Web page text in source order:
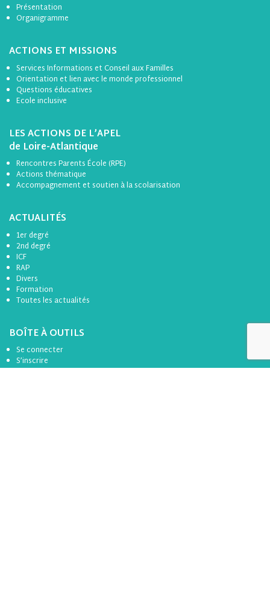
Présentation
Organigramme
ACTIONS ET MISSIONS
Services Informations et Conseil aux Familles
Orientation et lien avec le monde professionnel
Questions éducatives
Ecole inclusive
LES ACTIONS DE L’APEL
de Loire-Atlantique
Rencontres Parents École (RPE)
Actions thématique
Accompagnement et soutien à la scolarisation
ACTUALITÉS
1er degré
2nd degré
ICF
RAP
Divers
Formation
Toutes les actualités
BOÎTE À OUTILS
Se connecter
S’inscrire